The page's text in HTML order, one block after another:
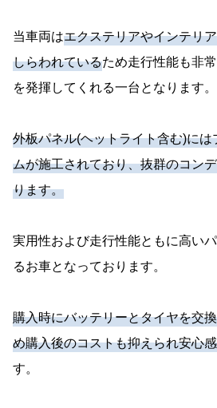
当車両はエクステリアやインテリ
しらわれているため走行性能も非
を発揮してくれる一台となります。
外板パネル(ヘットライト含む)に
ムが施工されており、抜群のコン
ります。
実用性および走行性能ともに高い
るお車となっております。
購入時にバッテリーとタイヤを交
め購入後のコストも抑えられ安心
す。